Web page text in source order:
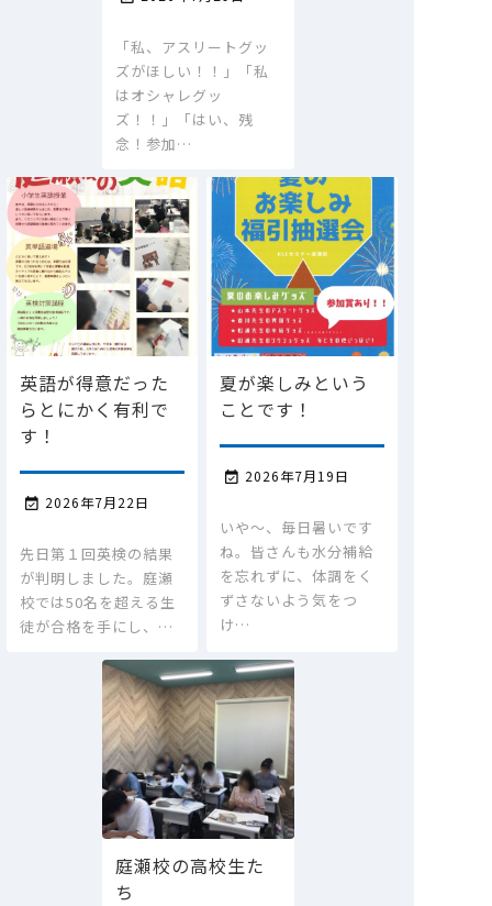
「私、アスリートグッ
ズがほしい！！」「私
はオシャレグッ
ズ！！」「はい、残
念！参加…
英語が得意だった
らとにかく有利で
す！
 2026年7月22日
先日第１回英検の結果
が判明しました。庭瀬
校では50名を超える生
徒が合格を手にし、…
夏が楽しみという
ことです！
 2026年7月19日
いや～、毎日暑いです
ね。皆さんも水分補給
を忘れずに、体調をく
ずさないよう気をつ
け…
庭瀬校の高校生た
ち